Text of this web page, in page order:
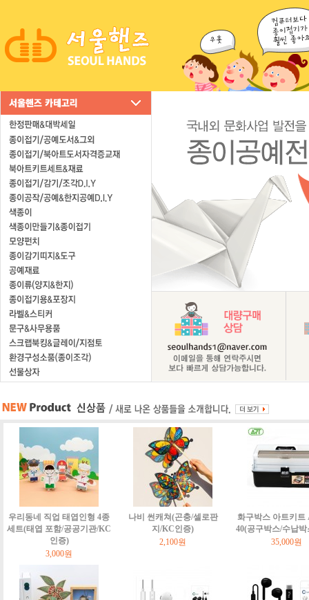
우리동네 직업 태엽인형 4종
세트(태엽 포함/공공기관/KC
인증)
3,000원
나비 썬캐쳐(곤충/셀로판
지/KC인증)
2,100원
화구박스 아트키
40(공구박스/수납
35,000원